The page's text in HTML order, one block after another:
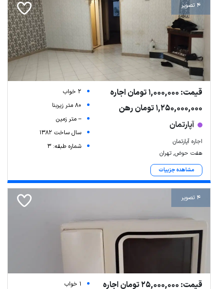
4 تصویر
قیمت: 1,000,000 تومان اجاره
1,250,000,000 تومان رهن
آپارتمان
اجاره آپارتمان
هفت حوض, تهران
مشاهده جزییات
2 خواب
80 متر زیربنا
-- متر زمین
سال ساخت 1382
شماره طبقه: 3
4 تصویر
قیمت: 25,000,000 تومان اجاره
1 خواب